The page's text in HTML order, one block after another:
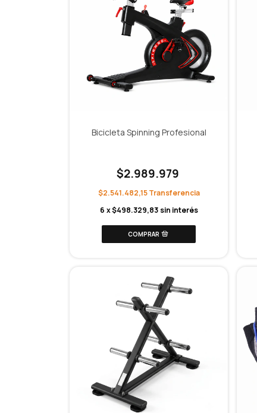
Bicicleta Spinning Profesional
$2.989.979
$2.541.482,15
6 x$498.329,83 sin interés